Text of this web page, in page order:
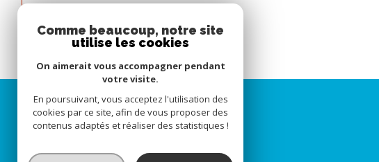
Comme beaucoup, notre site
utilise les cookies
On aimerait vous accompagner pendant
votre visite.
En poursuivant, vous acceptez l'utilisation des
cookies par ce site, afin de vous proposer des
contenus adaptés et réaliser des statistiques !